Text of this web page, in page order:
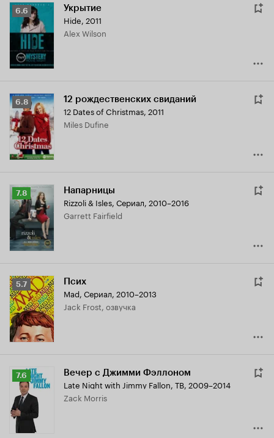
Рейтинг
Кинопоиска
6.6
6.6 Укрытие
Hide, 2011
Alex Wilson
Рейтинг
Кинопоиска
6.8
6.8 12 рождественских свиданий
12 Dates of Christmas, 2011
Miles Dufine
Рейтинг
Кинопоиска
7.8
7.8 Напарницы
Rizzoli & Isles, Сериал, 2010–2016
Garrett Fairfield
Рейтинг
Кинопоиска
5.7
5.7 Псих
Mad, Сериал, 2010–2013
Jack Frost, озвучка
Рейтинг
Кинопоиска
7.6
7.6 Вечер с Джимми Фэллоном
Late Night with Jimmy Fallon, ТВ, 2009–2014
Zack Morris